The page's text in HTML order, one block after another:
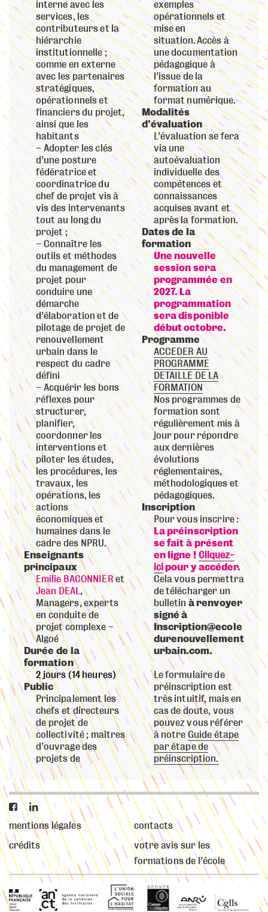
interne avec les
services, les
contributeurs et la
hiérarchie
institutionnelle ;
comme en externe
avec les partenaires
stratégiques,
opérationnels et
financiers du projet,
ainsi que les
habitants
Adopter les clés
d’une posture
fédératrice et
coordinatrice du
chef de projet vis à
vis des intervenants
tout au long du
projet ;
Connaître les
outils et méthodes
du management de
projet pour
conduire une
démarche
d’élaboration et de
pilotage de projet de
renouvellement
urbain dans le
respect du cadre
défini
Acquérir les bons
réflexes pour
structurer,
planifier,
coordonner les
interventions et
piloter les études,
les procédures, les
travaux, les
opérations, les
actions
économiques et
humaines dans le
cadre des NPRU.
Enseignants
principaux
Emilie BACONNIERet
Jean DEAL,
Managers, experts
en conduite de
projet complexe –
Algoé
Durée de la
formation
2 jours (14 heures)
Public
Principalement les
chefs et directeurs
de projet de
collectivité ; maîtres
d’ouvrage des
projets de
exemples
opérationnels et
mise en
situation. Accès à
une documentation
pédagogique à
l’issue de la
formation au
format numérique.
Modalités
d’évaluation
L’évaluation se fera
via une
autoévaluation
individuelle des
compétences et
connaissances
acquises avant et
après la formation.
Dates de la
formation
Une nouvelle
session sera
programmée en
2027. La
programmation
sera disponible
début octobre.
Programme
ACCEDER AU
PROGRAMME
DETAILLE DE LA
FORMATION
Nos programmes de
formation sont
régulièrement mis à
jour pour répondre
aux dernières
évolutions
réglementaires,
méthodologiques et
pédagogiques.
Inscription
Pour vous inscrire :
La préinscription
se fait à présent
en ligne !Cliquez-
icipour y accéder.
Cela vous permettra
de télécharger un
bulletin à renvoyer
signé à
Inscription@ecole
durenouvellement
urbain.com.
Le formulaire de
préinscription est
très intuitif, mais en
cas de doute, vous
pouvez vous référer
à notreGuide étape
par étape de
préinscription.
 
mentions légales
contacts
crédits
votre avis sur les
formations de l’école